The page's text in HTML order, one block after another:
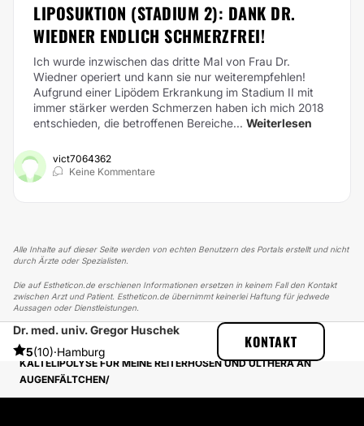
LIPOSUKTION (STADIUM 2): DANK DR.
WIEDNER ENDLICH SCHMERZFREI!
Ich wurde inzwischen das dritte Mal von Frau Dr.
Wiedner operiert und kann sie nur weiterempfehlen!
Aufgrund einer Lipödem Erkrankung im Stadium II mit
immer stärker werden Schmerzen haben ich mich 2018
entschieden, die betroffenen Bereiche... Weiterlesen
vict7064362
Keine Kommentare
Alle Inhalte auf dieser Seite werden von echten Benutzern des Portals erstellt und nicht
durch Ärzte oder Spezialisten.
Die auf Estheticon.de erschienen Informationen ersetzen in keinem Fall den Kontakt
zwischen Arzt und Patient. Estheticon.de übernimmt keinerlei Haftung für jedwede
Aussagen oder Dienstleistungen.
Dr. med. univ. Gregor Huschek
5(10)·Hamburg
KONTAKT
ESTHETICON
ERFAHRUNGSBERICHTE
ERFAHRUNGSBERICHTE ÜBER ANTI-AGING
KÄLTELIPOLYSE FÜR MEINE REITERHOSEN UND ULTHERA AN
AUGENFÄLTCHEN